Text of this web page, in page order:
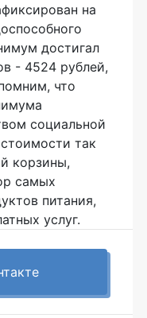
на
достигал
- 4524 рублей,
что
социальной
так
корзины,
самых
питания,
услуг.